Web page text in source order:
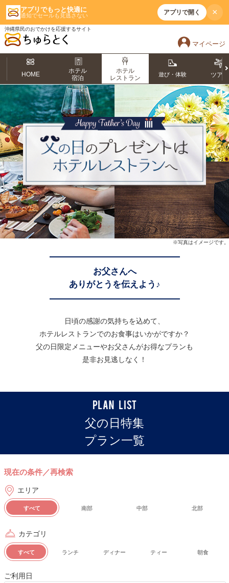
アプリでもっと快適に
通知でセールも見逃さない アプリで開く ×
沖縄県民のおでかけを応援するサイト
マイページ
HOME
ホテル
宿泊
ホテル
レストラン
遊び・体験 ツアー
※写真はイメージです。
お父さんへ
ありがとうを伝えよう♪
日頃の感謝の気持ちを込めて、
ホテルレストランでのお食事はいかがですか？
父の日限定メニューやお父さんがお得なプランも
是非お見逃しなく！
父の日特集
プラン一覧
現在の条件／再検索
エリア
すべて 南部 中部 北部
カテゴリ
すべて ランチ ディナー ティー 朝食
ご利用日